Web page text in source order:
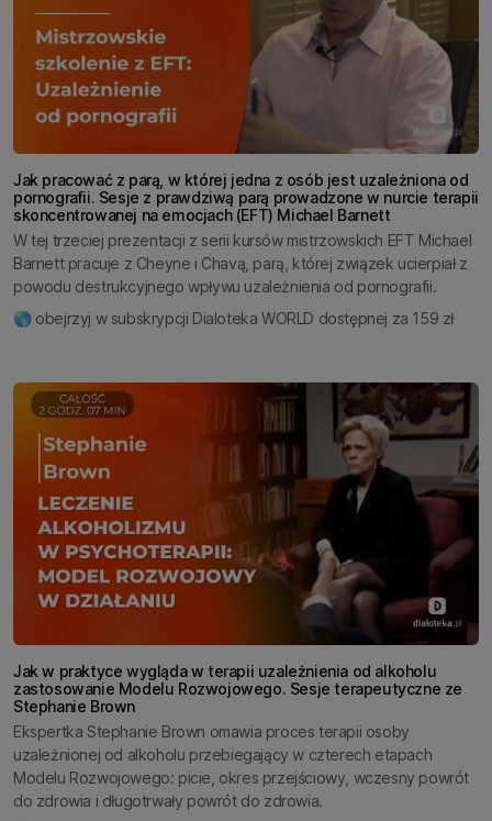
Jak pracować z parą, w której jedna z osób jest uzależniona od
pornografii. Sesje z prawdziwą parą prowadzone w nurcie terapii
skoncentrowanej na emocjach (EFT) Michael Barnett
W tej trzeciej prezentacji z serii kursów mistrzowskich EFT Michael
Barnett pracuje z Cheyne i Chavą, parą, której związek ucierpiał z
powodu destrukcyjnego wpływu uzależnienia od pornografii.
🌎 obejrzyj w subskrypcji Dialoteka WORLD dostępnej za 159 zł
Jak w praktyce wygląda w terapii uzależnienia od alkoholu
zastosowanie Modelu Rozwojowego. Sesje terapeutyczne ze
Stephanie Brown
Ekspertka Stephanie Brown omawia proces terapii osoby
uzależnionej od alkoholu przebiegający w czterech etapach
Modelu Rozwojowego: picie, okres przejściowy, wczesny powrót
do zdrowia i długotrwały powrót do zdrowia.